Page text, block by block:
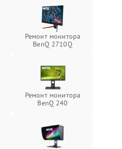
Ремонт монитора
BenQ 2710Q
Ремонт монитора
BenQ 240